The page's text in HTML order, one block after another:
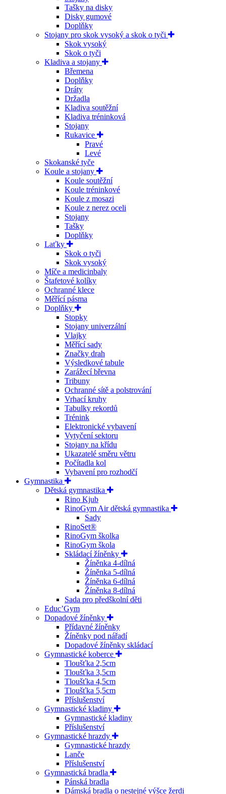
Tašky na disky
Disky gumové
Doplňky
Stojany pro skok vysoký a skok o tyči
Skok vysoký
Skok o tyči
Kladiva a stojany
Břemena
Doplňky
Dráty
Držadla
Kladiva soutěžní
Kladiva tréninková
Stojany
Rukavice
Pravé
Levé
Skokanské tyče
Koule a stojany
Koule soutěžní
Koule tréninkové
Koule z mosazi
Koule z nerez oceli
Stojany
Tašky
Doplňky
Laťky
Skok o tyči
Skok vysoký
Míče a medicinbaly
Štafetové kolíky
Ochranné klece
Měřící pásma
Doplňky
Stopky
Stojany univerzální
Vlajky
Měřící sady
Značky drah
Výsledkové tabule
Zarážecí břevna
Tribuny
Ochranné sítě a polstrování
Vrhací kruhy
Tabulky rekordů
Trénink
Elektronické vybavení
Vytyčení sektoru
Stojany na křídu
Ukazatelé směru větru
Počítadla kol
Vybavení pro rozhodčí
Gymnastika
Dětská gymnastika
Rino Kjub
RinoGym Air dětská gymnastika
Sady
RinoSet®
RinoGym školka
RinoGym škola
Skládací žíněnky
Žíněnka 4-dílná
Žíněnka 5-dílná
Žíněnka 6-dílná
Žíněnka 8-dílná
Sada pro předškolní děti
Educ’Gym
Dopadové žíněnky
Přídavné žíněnky
Žíněnky pod nářadí
Dopadové žíněnky skládací
Gymnastické koberce
Tloušťka 2,5cm
Tloušťka 3,5cm
Tloušťka 4,5cm
Tloušťka 5,5cm
Příslušenství
Gymnastické kladiny
Gymnastické kladiny
Příslušenství
Gymnastické hrazdy
Gymnastické hrazdy
Lanče
Příslušenství
Gymnastická bradla
Pánská bradla
Dámská bradla o nestejné výšce žerdi